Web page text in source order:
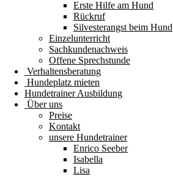
Erste Hilfe am Hund
Rückruf
Silvesterangst beim Hund
Einzelunterricht
Sachkundenachweis
Offene Sprechstunde
Verhaltensberatung
Hundeplatz mieten
Hundetrainer Ausbildung
Über uns
Preise
Kontakt
unsere Hundetrainer
Enrico Seeber
Isabella
Lisa